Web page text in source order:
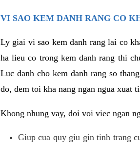
VI SAO KEM DANH RANG CO
Ly giai vi sao kem danh rang lai co
ha lieu co trong kem danh rang thi
Luc danh cho kem danh rang so
do, dem toi kha nang ngan ngua xuat
Khong nhung vay, doi voi viec ngan
Giup cua quy giu gin tinh trang